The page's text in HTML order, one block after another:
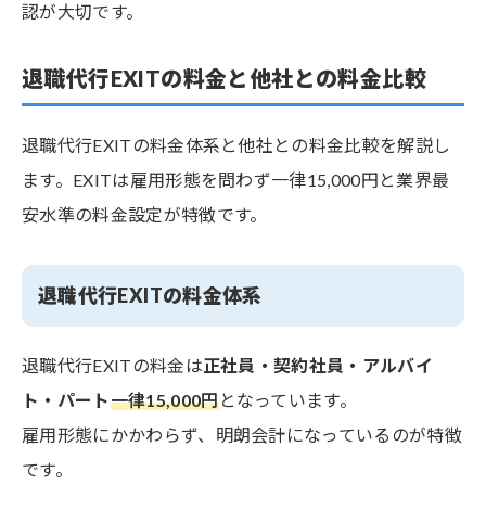
認が大切です。
退職代行EXITの料金と他社との料金比較
退職代行EXITの料金体系と他社との料金比較を解説し
ます。EXITは雇用形態を問わず一律15,000円と業界最
安水準の料金設定が特徴です。
退職代行EXITの料金体系
退職代行EXITの料金は正社員・契約社員・アルバイ
ト・パート一律15,000円となっています。
雇用形態にかかわらず、明朗会計になっているのが特徴
です。